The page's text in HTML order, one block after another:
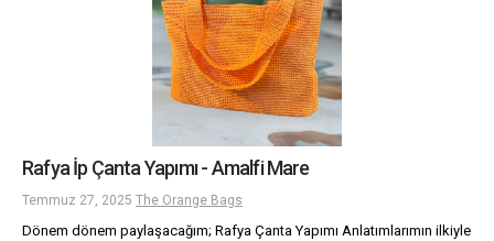
Rafya İp Çanta Yapımı - Amalfi Mare
Temmuz 27, 2025 The Orange Bags
Dönem dönem paylaşacağım; Rafya Çanta Yapımı Anlatımlarımın ilkiyle